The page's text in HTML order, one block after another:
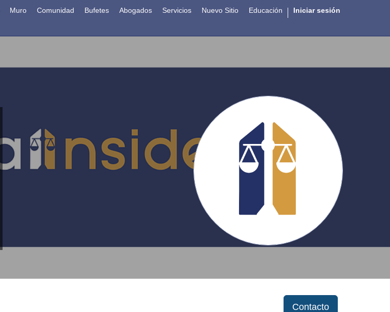
Muro Comunidad Bufetes Abogados Servicios Nuevo Sitio Educación Iniciar sesión
Contacto